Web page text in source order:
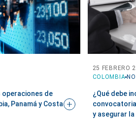
operaciones de
Panamá y Costa
COLOMBIA
25 FEBRERO
¿Qué debe
y asegurar